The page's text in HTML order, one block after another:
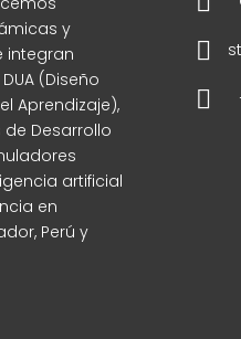
y
integran
(Diseño
Aprendizaje),
de Desarrollo
artificial
en
Perú y

